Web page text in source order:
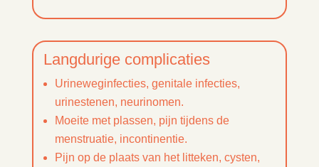
Langdurige complicaties
Urineweginfecties, genitale infecties,
urinestenen, neurinomen.
Moeite met plassen, pijn tijdens de
menstruatie, incontinentie.
Pijn op de plaats van het litteken, cysten,